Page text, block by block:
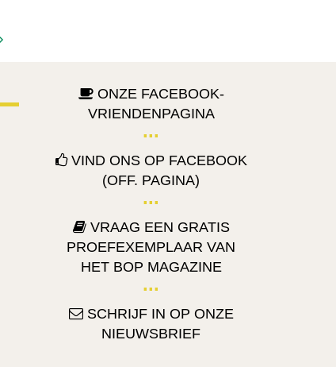
ONZE FACEBOOK-
VRIENDENPAGINA
VIND ONS OP FACEBOOK
(OFF. PAGINA)
VRAAG EEN GRATIS
PROEFEXEMPLAAR VAN
HET BOP MAGAZINE
SCHRIJF IN OP ONZE
NIEUWSBRIEF